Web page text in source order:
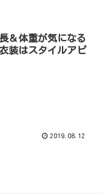
＆体重が気になる
装はスタイルアピ
2019.08.12